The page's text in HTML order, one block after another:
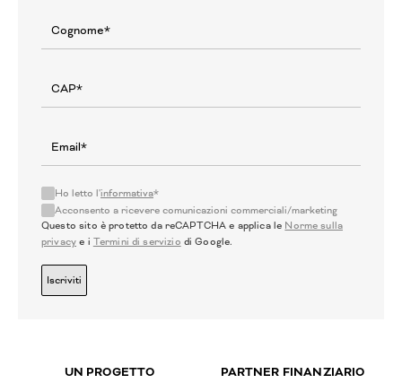
Ho letto l'informativa*
Acconsento a ricevere comunicazioni commerciali/marketing
Questo sito è protetto da reCAPTCHA e applica le Norme sulla
privacy e i Termini di servizio di Google.
Iscriviti
UN PROGETTO PARTNER FINANZIARIO